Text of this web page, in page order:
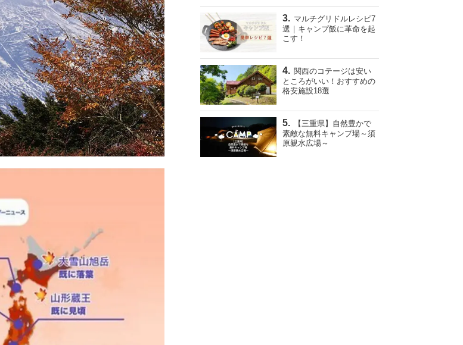
マルチグリドルレシピ7
選｜キャンプ飯に革命を起
こす！
関西のコテージは安い
ところがいい！おすすめの
格安施設18選
【三重県】自然豊かで
素敵な無料キャンプ場～須
原親水広場～